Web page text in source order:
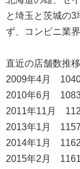
と埼玉と茨城の
ず、コンビニ業
直近の店舗数推移
2009年4月
2010年6月
2011年11月
2013年1月
2014年1月
2015年2月